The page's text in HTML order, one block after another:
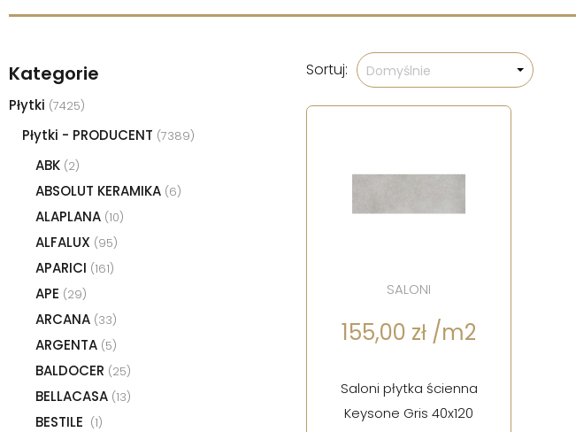
Kategorie
Płytki (7425)
Płytki - PRODUCENT (7389)
ABK (2)
ABSOLUT KERAMIKA (6)
ALAPLANA (10)
ALFALUX (95)
APARICI (161)
APE (29)
ARCANA (33)
ARGENTA (5)
BALDOCER (25)
BELLACASA (13)
BESTILE (1)
Sortuj: Domyślnie
SALONI
155,00 zł /m2
Saloni płytka ścienna
Keysone Gris 40x120